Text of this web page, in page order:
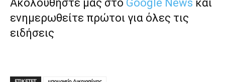
Ακολουθήστε μας στο Google News και
ενημερωθείτε πρώτοι για όλες τις
ειδήσεις